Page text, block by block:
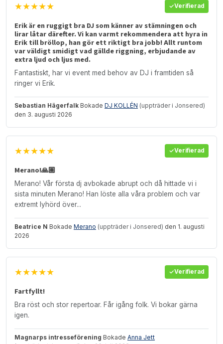
★★★★★ Verifierad
Erik är en ruggigt bra DJ som känner av stämningen och
lirar låtar därefter. Vi kan varmt rekommendera att hyra in
Erik till bröllop, han gör ett riktigt bra jobb! Allt runtom
var väldigt smidigt vad gällde riggning, erbjudande av
extra ljud och ljus med.
Fantastiskt, har vi event med behov av DJ i framtiden så
ringer vi Erik.
Sebastian Hägerfalk Bokade DJ KOLLÉN (uppträder i Jonsered)
den 3. augusti 2026
★★★★★ Verifierad
Merano!🙏🏽
Merano! Vår första dj avbokade abrupt och då hittade vi i
sista minuten Merano! Han löste alla våra problem och var
extremt lyhörd över...
Beatrice N Bokade Merano (uppträder i Jonsered) den 1. augusti
2026
★★★★★ Verifierad
Fartfyllt!
Bra röst och stor repertoar. Får igång folk. Vi bokar gärna
igen.
Magnarps intresseförening Bokade Anna Jett